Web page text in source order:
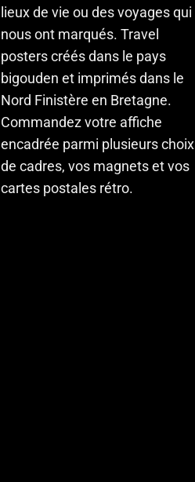
lieux de vie ou des voyages qui
nous ont marqués. Travel
posters créés dans le pays
bigouden et imprimés dans le
Nord Finistère en Bretagne.
Commandez votre affiche
encadrée parmi plusieurs choix
de cadres, vos magnets et vos
cartes postales rétro.